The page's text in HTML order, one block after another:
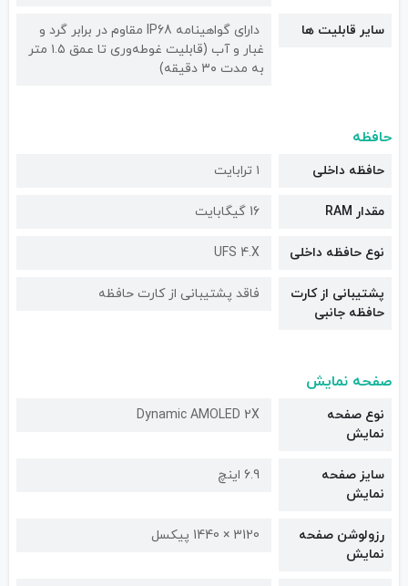
سایر قابلیت ها
دارای گواهینامه IP68 مقاوم در برابر گرد و
غبار و آب (قابلیت غوطه‌وری تا عمق ۱.۵ متر
به مدت ۳۰ دقیقه)
حافظه
حافظه داخلی ۱ ترابایت
مقدار RAM 16 گیگابایت
نوع حافظه داخلی UFS 4.X
پشتیبانی از کارت
حافظه جانبی
فاقد پشتیبانی از کارت حافظه
صفحه نمایش
نوع صفحه
نمایش
Dynamic AMOLED 2X
سایز صفحه
نمایش
6.9 اینچ
رزولوشن صفحه
نمایش
3120 × 1440 پیکسل